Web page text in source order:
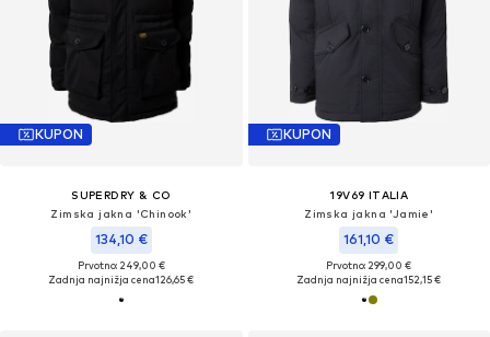
KUPON
SUPERDRY & CO
Zimska jakna 'Chinook'
134,10 €
Prvotno: 249,00 €
Zadnja najnižja cena126,65 €
KUPON
19V69 ITALIA
Zimska jakna 'Jamie'
161,10 €
Prvotno: 299,00 €
Zadnja najnižja cena152,15 €